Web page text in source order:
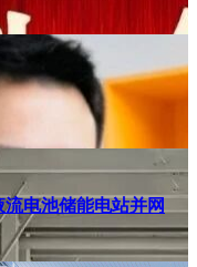
电池储能电站并网